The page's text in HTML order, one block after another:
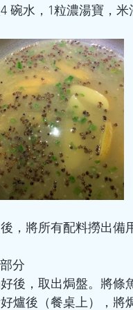
碗水，1粒濃湯寶，米
，將所有配料撈出備
分
後，取出焗盤。將
爐後（餐桌上），將